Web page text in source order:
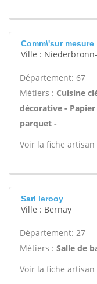
Comm\'sur mesure
Ville :
Département: 67
Métiers : Cuisine
décorative -
parquet -
Voir la fiche artisan
Sarl lerooy
Ville : Bernay
Département: 27
Métiers : Salle de
Voir la fiche artisan